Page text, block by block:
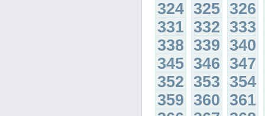
324 325 326
331 332 333
338 339 340
345 346 347
352 353 354
359 360 361